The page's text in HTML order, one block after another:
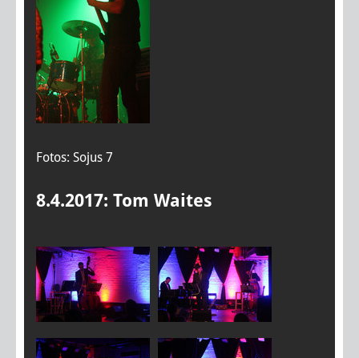
Fotos: Sojus 7
8.4.2017: Tom Waites